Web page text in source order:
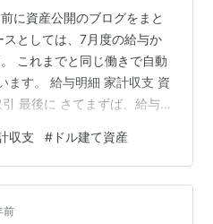
に資産公開のブログをまと
としては、7月度の給与か
これまでと同じ働きで自動
ます。 給与明細 家計収支 資
最後に さてまずば、給与明
0500円の増加となりまし
とでしょう。 額面ではよう
。総務省統計局ホームペー
者世帯の家計収入を調べる
収支 # ドル建て資産
前